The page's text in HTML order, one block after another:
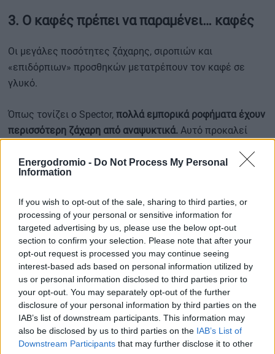
Energodromio - Do Not Process My Personal
Information
If you wish to opt-out of the sale, sharing to third parties, or
processing of your personal or sensitive information for
targeted advertising by us, please use the below opt-out
section to confirm your selection. Please note that after your
opt-out request is processed you may continue seeing
interest-based ads based on personal information utilized by
us or personal information disclosed to third parties prior to
your opt-out. You may separately opt-out of the further
disclosure of your personal information by third parties on the
IAB’s list of downstream participants. This information may
also be disclosed by us to third parties on the IAB’s List of
Downstream Participants that may further disclose it to other
3. Ο καφές πρέπει να παραμένει… καφές
Οι μεγάλες ποσότητες ζάχαρης, σιροπιών και
«επιδόρπιων» προσθηκών μετατρέπουν τον καφέ σε
γλυκό.
Όπως τονίζει ο Spector, πολλά εμπορικά ροφήματα έχουν
περισσότερη ζάχαρη από αναψυκτικά. Αυτό προκαλεί
επίδραση του καφέ στο μικροβίωμα και το μεταβολικό
σύστημα.
Η γεύση, φυσικά, μετράει, όμως καλό είναι να μην
κρίνουμε τον καφέ με τα κριτήρια ενός γλυκού.
4. Προτιμήστε πιο ελαφρύ καβούρδισμα
Όσο περισσότερο ψήνεται ο κόκκος, τόσο περισσότερες
πολυφαινόλες χάνονται. Τα πιο ανοιχτά καβουρδίσματα
διατηρούν περισσότερα ωφέλιμα συστατικά, χωρίς αυτό
να σημαίνει ότι τα σκούρα καβουρδίσματα είναι
ανθυγιεινά. Απλώς χάνουν μέρος της θρεπτικής ισχύος